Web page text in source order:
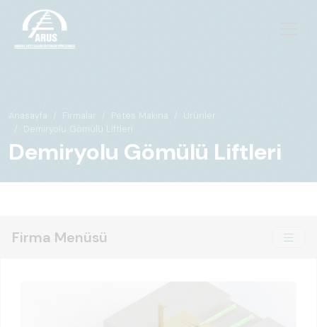
Anasayfa Firmalar Petes Makina
Ürünler
Demiryolu Gömülü Liftleri
Demiryolu Gömülü Liftleri
Firma Menüsü